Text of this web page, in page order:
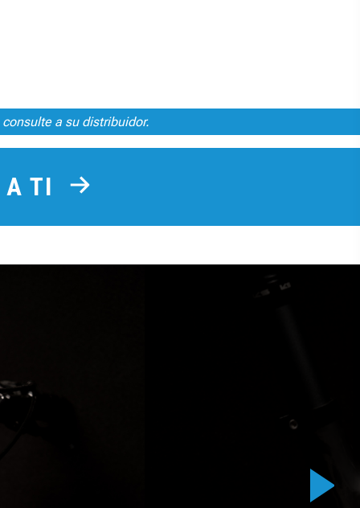
a su distribuidor.
A TI